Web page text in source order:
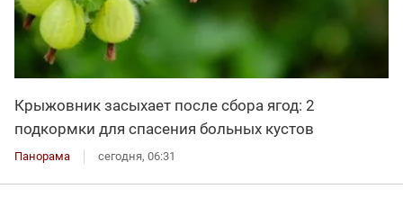
Крыжовник засыхает после сбора ягод: 2
подкормки для спасения больных кустов
Панорама сегодня, 06:31